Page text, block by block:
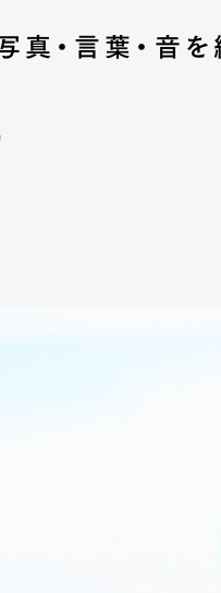
真・言葉・音